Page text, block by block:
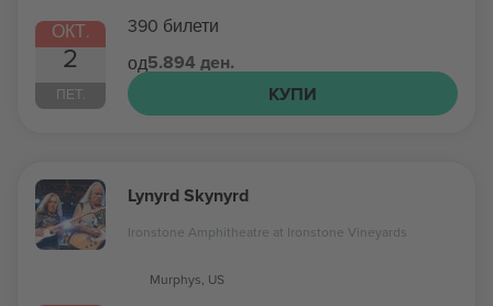
ОКТ.
2
ПЕТ.
390 билети
од5.894 ден.
КУПИ
Lynyrd Skynyrd
Ironstone Amphitheatre at Ironstone Vineyards
Murphys, US